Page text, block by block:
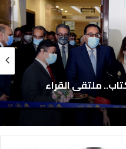
ملتقى القراء